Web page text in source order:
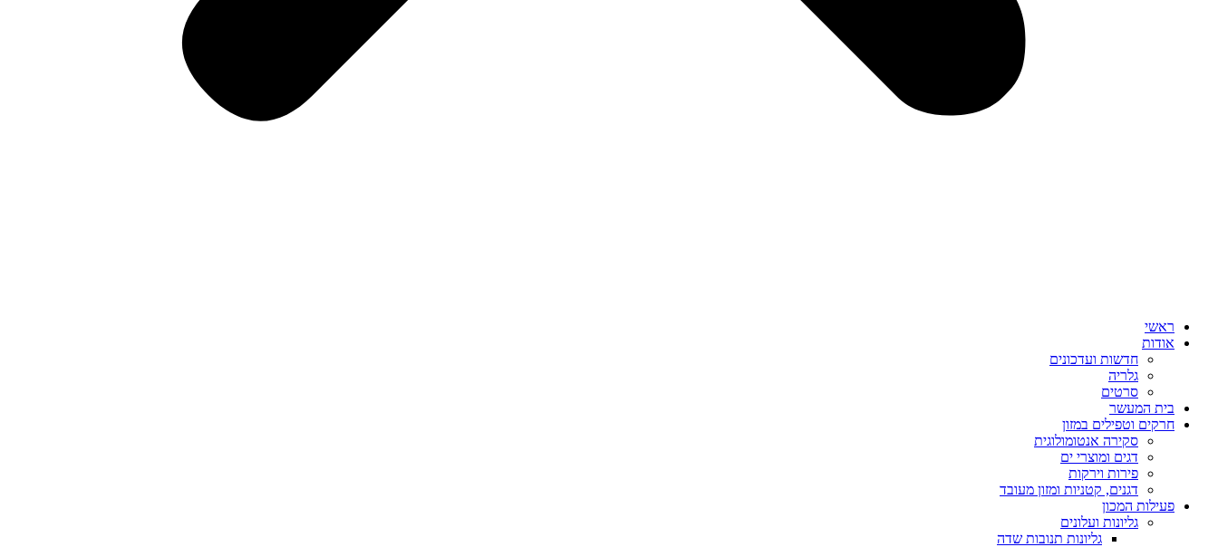
ראשי
אודות
חדשות ועדכונים
גלריה
סרטים
בית המעשר
חרקים וטפילים במזון
סקירה אנטומולוגית
דגים ומוצרי ים
פירות וירקות
דגנים, קטניות ומזון מעובד
פעילות המכון
גליונות ועלונים
גליונות תנובות שדה